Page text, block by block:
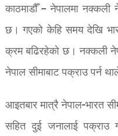
काठमाडौँ – नेपालमा नक्कली
छ। गएको केहि समय देखि
क्रम बढिरहेको छ। नक्कली
नेपाल सीमाबाट पक्राउ पर्न
आइतबार मात्रै नेपाल-भारत
सहित दुई जनालाई पक्राउ